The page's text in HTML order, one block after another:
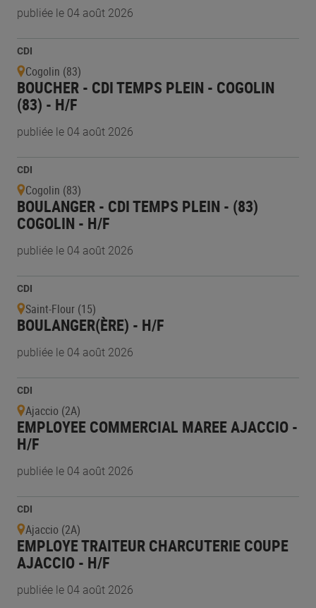
publiée le 04 août 2026
CDI
Cogolin (83)
BOUCHER - CDI TEMPS PLEIN - COGOLIN
(83) - H/F
publiée le 04 août 2026
CDI
Cogolin (83)
BOULANGER - CDI TEMPS PLEIN - (83)
COGOLIN - H/F
publiée le 04 août 2026
CDI
Saint-Flour (15)
BOULANGER(ÈRE) - H/F
publiée le 04 août 2026
CDI
Ajaccio (2A)
EMPLOYEE COMMERCIAL MAREE AJACCIO -
H/F
publiée le 04 août 2026
CDI
Ajaccio (2A)
EMPLOYE TRAITEUR CHARCUTERIE COUPE
AJACCIO - H/F
publiée le 04 août 2026